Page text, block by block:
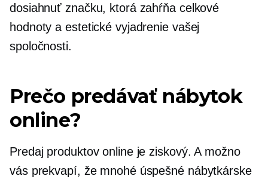
dosiahnuť značku, ktorá zahŕňa celkové
hodnoty a estetické vyjadrenie vašej
spoločnosti.
Prečo predávať nábytok
online?
Predaj produktov online je ziskový. A možno
vás prekvapí, že mnohé úspešné nábytkárske